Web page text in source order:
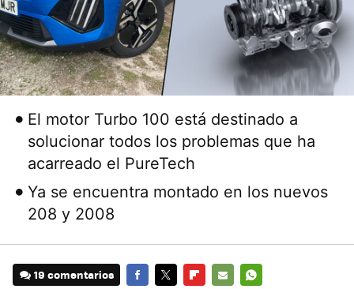
El motor Turbo 100 está destinado a
solucionar todos los problemas que ha
acarreado el PureTech
Ya se encuentra montado en los nuevos
208 y 2008
19 comentarios